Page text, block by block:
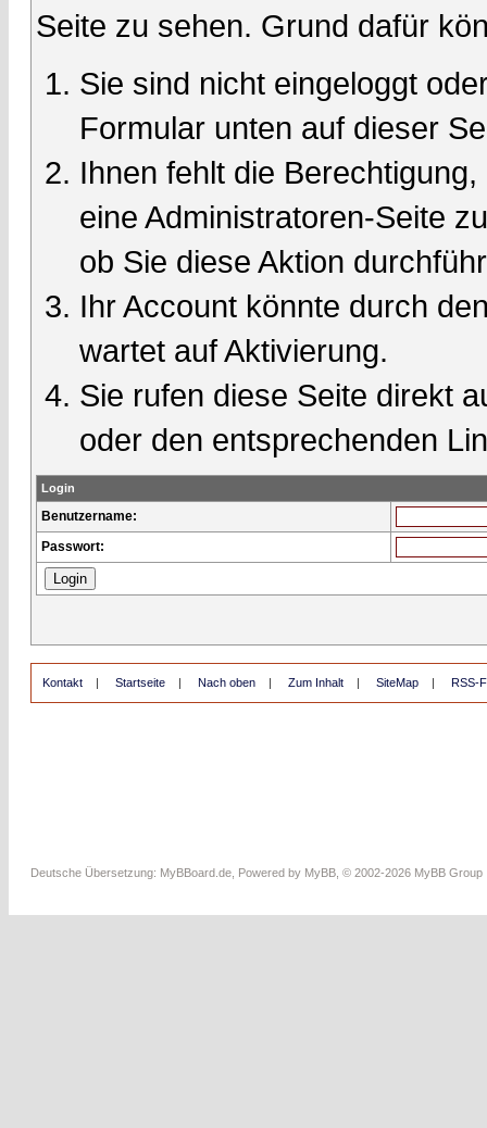
Seite zu sehen. Grund dafür
Sie sind nicht eingeloggt
Formular unten auf dieser
Ihnen fehlt die
eine Administratoren-Seite
ob Sie diese Aktion
Ihr Account könnte durch
wartet auf Aktivierung.
Sie rufen diese Seite direkt
oder den entsprechenden
Login
Benutzername:
Passwort:
Kontakt | Startseite | Nach oben | Zum Inhalt | SiteMap | RSS-
Deutsche Übersetzung: MyBBoard.de , Powered by MyBB , © 2002-2026 MyBB Group